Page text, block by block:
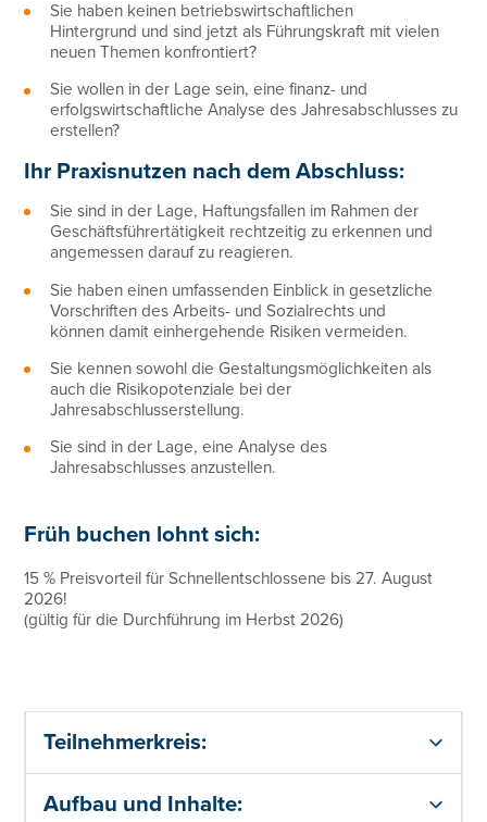
Sie haben keinen betriebswirtschaftlichen
Hintergrund und sind jetzt als Führungskraft mit vielen
neuen Themen konfrontiert?
Sie wollen in der Lage sein, eine finanz- und
erfolgswirtschaftliche Analyse des Jahresabschlusses zu
erstellen?
Ihr Praxisnutzen nach dem Abschluss:
Sie sind in der Lage, Haftungsfallen im Rahmen der
Geschäftsführertätigkeit rechtzeitig zu erkennen und
angemessen darauf zu reagieren.
Sie haben einen umfassenden Einblick in gesetzliche
Vorschriften des Arbeits- und Sozialrechts und
können damit einhergehende Risiken vermeiden.
Sie kennen sowohl die Gestaltungsmöglichkeiten als
auch die Risikopotenziale bei der
Jahresabschlusserstellung.
Sie sind in der Lage, eine Analyse des
Jahresabschlusses anzustellen.
Früh buchen lohnt sich:
15 % Preisvorteil für Schnellentschlossene bis 27. August
2026!
(gültig für die Durchführung im Herbst 2026)
Teilnehmerkreis:
Aufbau und Inhalte: